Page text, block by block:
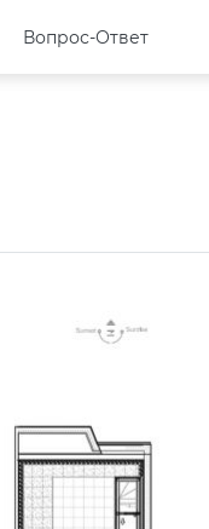
Вопрос-Ответ
Вопрос-Ответ